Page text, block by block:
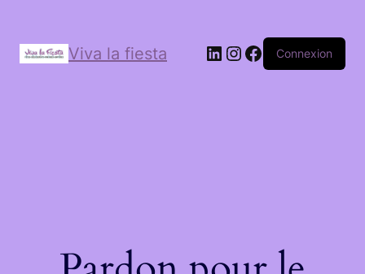
Viva la fiesta Connexion